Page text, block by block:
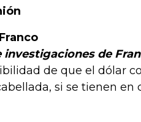
investigaciones de
de que el dólar
si se tienen